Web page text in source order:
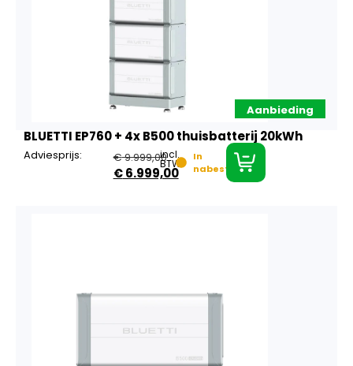
Aanbieding
BLUETTI EP760 + 4x B500 thuisbatterij 20kWh
Adviesprijs: €9.999,00
€6.999,00
incl.
BTW
In
nabestelling